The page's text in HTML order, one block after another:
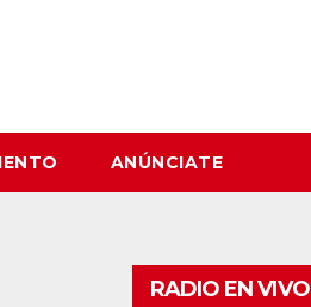
ANÚNCIATE
RADIO EN VIVO